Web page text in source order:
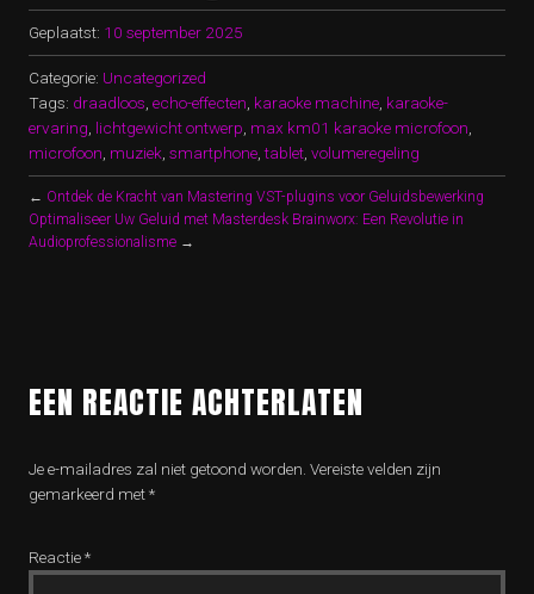
Geplaatst: 10 september 2025
Categorie: Uncategorized
Tags: draadloos echo-effecten karaoke machine karaoke-
ervaring lichtgewicht ontwerp max km01 karaoke microfoon
microfoon muziek smartphone ,tablet volumeregeling
← Ontdek de Kracht van Mastering VST-plugins voor Geluidsbewerking
Optimaliseer Uw Geluid met Masterdesk Brainworx: Een Revolutie in
Audioprofessionalisme →
EEN REACTIE ACHTERLATEN
Je e-mailadres zal niet getoond worden. Vereiste velden zijn
gemarkeerd met*
Reactie*